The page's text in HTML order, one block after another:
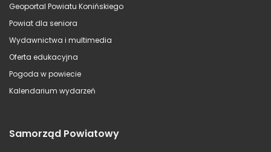
Geoportal Powiatu Konińskiego
Powiat dla seniora
Wydawnictwa i multimedia
Oferta edukacyjna
Pogoda w powiecie
Kalendarium wydarzeń
Samorząd Powiatowy